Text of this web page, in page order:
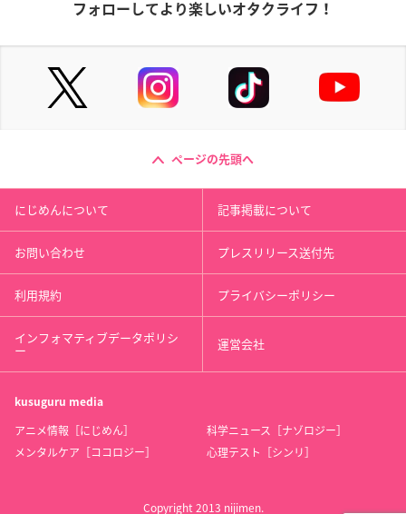
フォローしてより楽しいオタクライフ！
ページの先頭へ
にじめんについて 記事掲載について
お問い合わせ プレスリリース送付先
利用規約 プライバシーポリシー
インフォマティブデータポリシ
ー 運営会社
kusuguru media
アニメ情報［にじめん］
科学ニュース［ナゾロジー］
メンタルケア［ココロジー］
心理テスト［シンリ］
Copyright 2013 nijimen.